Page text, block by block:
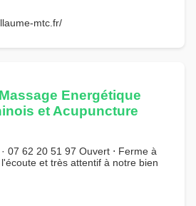
mtc.fr/
Energétique
et Acupuncture
07 62 20 51 97 Ouvert ⋅ Ferme à
et très attentif à notre bien